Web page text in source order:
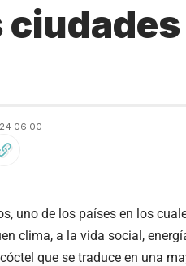
06:00
uno de los países en los
clima, a la vida social,
que se traduce en una